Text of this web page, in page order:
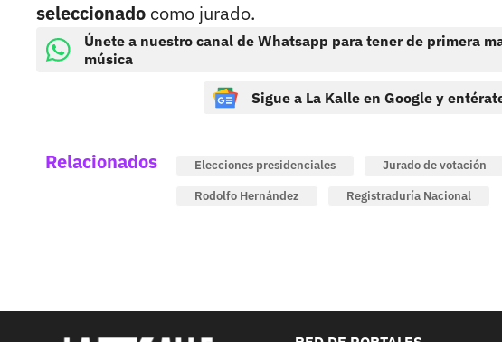
seleccionado como jurado.
Únete a nuestro canal de Whatsapp para tener de primera
música
Sigue a La Kalle en Google y
Relacionados Elecciones presidenciales Jurado de votación
Rodolfo Hernández
Registraduría Nacional